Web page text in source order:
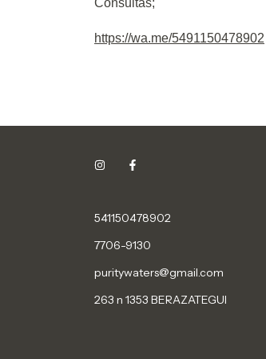
Consultas;
https://wa.me/5491150478902
541150478902
7706-9130
puritywaters@gmail.com
263 n 1353 BERAZATEGUI